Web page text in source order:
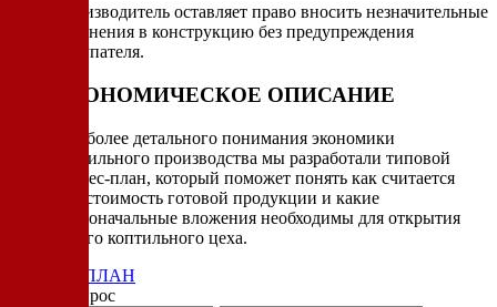
Производитель оставляет право вносить незначительные
изменения в конструкцию без предупреждения
покупателя.
ЭКОНОМИЧЕСКОЕ ОПИСАНИЕ
Для более детального понимания экономики
коптильного производства мы разработали типовой
бизнес-план, который поможет понять как считается
себестоимость готовой продукции и какие
первоначальные вложения необходимы для открытия
своего коптильного цеха.
БИЗНЕС-ПЛАН
Задать вопрос